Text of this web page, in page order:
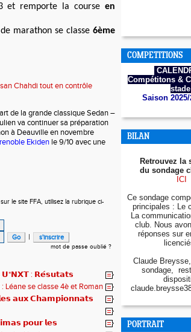
et remporte la course en
marathon se classe 6ème
Chahdi tout en contrôle
de la grande classique Sedan –
va continuer sa préparation
à Deauville en novembre
Ekiden le 9/10 avec une
le site FFA, utilisez la rubrique ci-
|
mot de passe oublié ?
: 𝗥𝗲́𝘀𝘂𝘁𝗮𝘁𝘀
se classe 4è et Roman
𝗮𝘂𝘅 𝗖𝗵𝗮𝗺𝗽𝗶𝗼𝗻𝗻𝗮𝘁𝘀
𝗽𝗼𝘂𝗿 𝗹𝗲𝘀
COMPETITIONS
Compétitons &
stade
Saison 2025/
BILAN
Retrouvez la
du sondage
ICI
Ce sondage
principales : Le
La
club. Nous
réponses sur
Claude
sondage,
PORTRAIT